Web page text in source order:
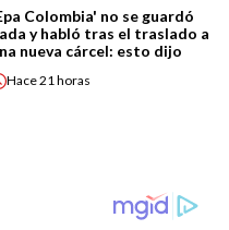
Colombia' no se guardó
y habló tras el traslado a
nueva cárcel: esto dijo
Hace21 horas